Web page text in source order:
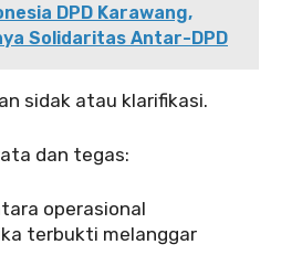
DPD Karawang,
Solidaritas Antar-DPD
sidak atau klarifikasi.
dan tegas:
operasional
terbukti melanggar